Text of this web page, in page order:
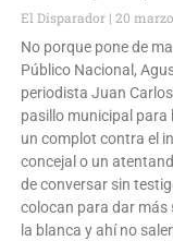
El Disparador 20
No porque pone de
Público Nacional,
periodista Juan
pasillo municipal
un complot contra el
concejal o un
de conversar sin
colocan para dar más
la blanca y ahí no